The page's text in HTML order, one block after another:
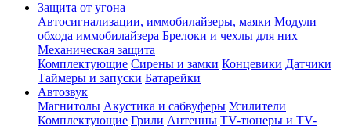
Защита от угона
Автосигнализации, иммобилайзеры, маяки Модули
обхода иммобилайзера Брелоки и чехлы для них
Механическая защита
Комплектующие Сирены и замки Концевики Датчики
Таймеры и запуски Батарейки
Автозвук
Магнитолы Акустика и сабвуферы Усилители
Комплектующие Грили Антенны TV-тюнеры и TV-